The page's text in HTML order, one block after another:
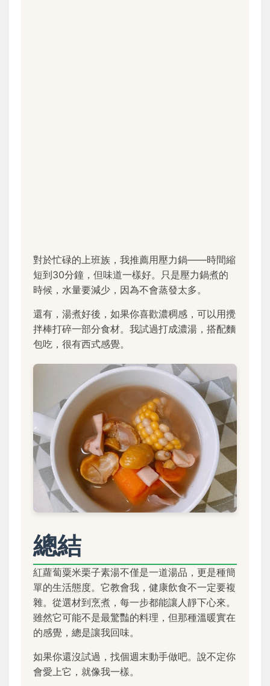
對於忙碌的上班族，我推薦用壓力鍋——時間縮
短到30分鐘，但味道一樣好。只是壓力鍋煮的
時候，水量要減少，因為不會蒸發太多。
還有，湯煮好後，如果你喜歡濃稠感，可以用攪
拌棒打碎一部分食材。我試過打成濃湯，搭配麵
包吃，很有西式感覺。
總結
紅蘿蔔粟米栗子素湯不僅是一道湯品，更是種簡
單的生活態度。它教會我，健康飲食不一定要複
雜。從選材到烹煮，每一步都能讓人靜下心來。
雖然它可能不是最驚豔的料理，但那種溫暖實在
的感覺，總是讓我回味。
如果你還沒試過，找個週末動手做吧。說不定你
會愛上它，就像我一樣。